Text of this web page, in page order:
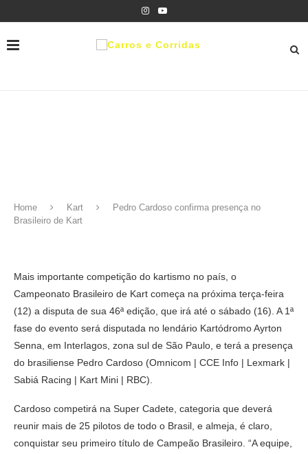
Home Kart
Pedro Cardoso confirma presença no
Brasileiro de Kart
Mais importante competição do kartismo no país, o
Campeonato Brasileiro de Kart começa na próxima terça-feira
(12) a disputa de sua 46ª edição, que irá até o sábado (16). A 1ª
fase do evento será disputada no lendário Kartódromo Ayrton
Senna, em Interlagos, zona sul de São Paulo, e terá a presença
do brasiliense Pedro Cardoso (Omnicom | CCE Info | Lexmark |
Sabiá Racing | Kart Mini | RBC).
Cardoso competirá na Super Cadete, categoria que deverá
reunir mais de 25 pilotos de todo o Brasil, e almeja, é claro,
conquistar seu primeiro título de Campeão Brasileiro. “A equipe,